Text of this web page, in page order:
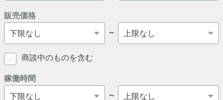
販売価格
～
商談中のものを含む
稼働時間
～